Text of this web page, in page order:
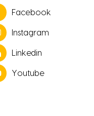
Facebook
Instagram
Linkedin
Youtube